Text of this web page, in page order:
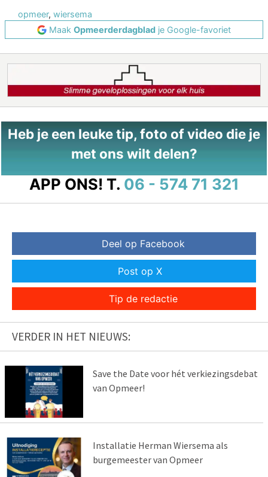
opmeer, wiersema
Maak Opmeerderdagblad je Google-favoriet
Heb je een leuke tip, foto of video die je
met ons wilt delen?
APP ONS! T. 06 - 574 71 321
Deel op Facebook
Post op X
Tip de redactie
VERDER IN HET NIEUWS:
Save the Date voor hét verkiezingsdebat
van Opmeer!
Installatie Herman Wiersema als
burgemeester van Opmeer